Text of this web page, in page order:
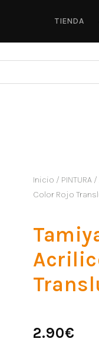
TIENDA
Inicio / PINTURA /
Color Rojo
2.90€